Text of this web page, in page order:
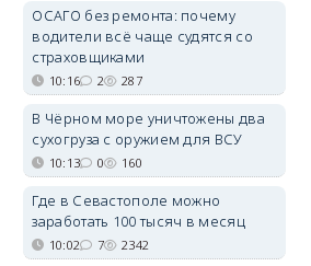
ОСАГО без ремонта: почему
водители всё чаще судятся со
страховщиками
10:16 2 287
В Чёрном море уничтожены два
сухогруза с оружием для ВСУ
10:13 0 160
Где в Севастополе можно
заработать 100 тысяч в месяц
10:02 7 2342